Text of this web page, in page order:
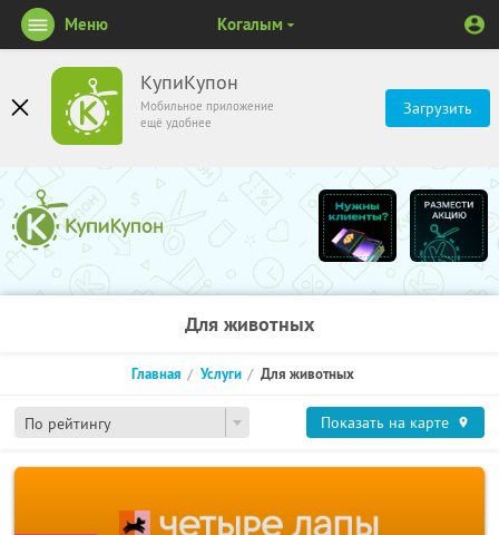
КупиКупон
Мобильное приложение
ещё удобнее
Загрузить
Меню Когалым
Для животных
По рейтингу
Главная Услуги Для животных
Показать на карте